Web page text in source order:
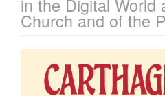
Church and of the